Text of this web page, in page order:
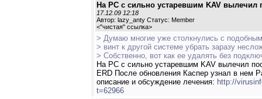
На РС с сильно устаревшим KAV вылечил
17.12.09 12:18
Автор: lazy_anty Статус: Member
<"чистая" ссылка>
> Думаю многие уже столкнулись с
> винт к другой системе убрать заразу
> Собственно, вот как ее удалять без
На РС с сильно устаревшим KAV вылечил
ERD После обновления Каспер узнал в нем
описание и обсуждение лечения: http://
t=62966